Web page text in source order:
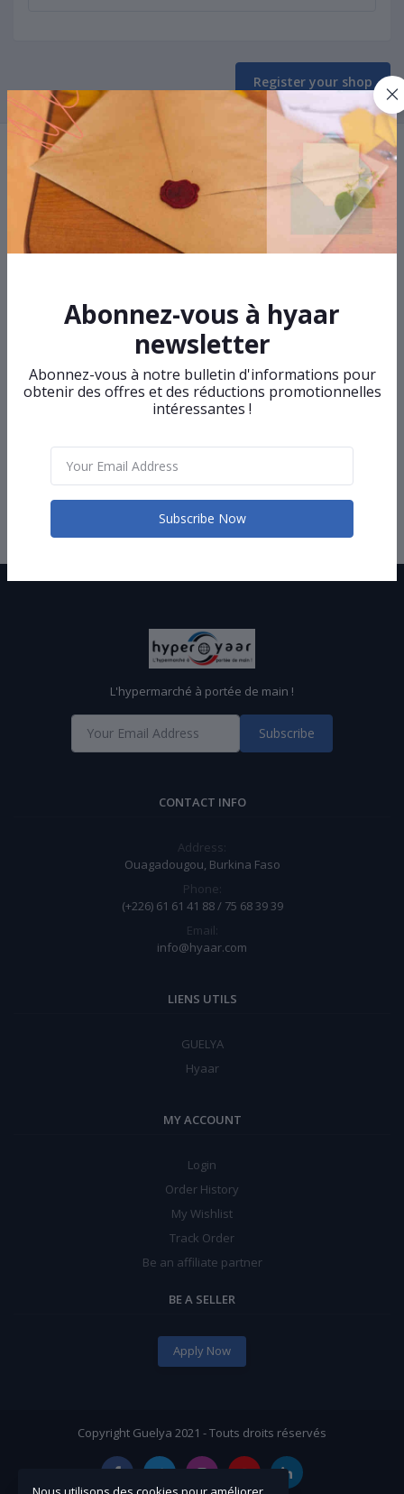
Register your shop
Terms & conditions
Return Policy
Support Policy
Privacy Policy
L'hypermarché à portée de main !
Subscribe
CONTACT INFO
Address:
Ouagadougou, Burkina Faso
Phone:
(+226) 61 61 41 88 / 75 68 39 39
Email:
info@hyaar.com
LIENS UTILS
GUELYA
Hyaar
MY ACCOUNT
Login
Order History
My Wishlist
Track Order
Be an affiliate partner
BE A SELLER
Apply Now
Copyright Guelya 2021 - Touts droits réservés
Abonnez-vous à hyaar
newsletter
Abonnez-vous à notre bulletin d'informations pour
obtenir des offres et des réductions promotionnelles
intéressantes !
Subscribe Now